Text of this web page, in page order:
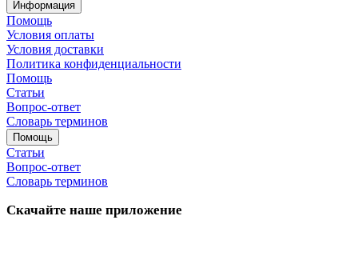
Информация
Помощь
Условия оплаты
Условия доставки
Политика конфиденциальности
Помощь
Статьи
Вопрос-ответ
Словарь терминов
Помощь
Статьи
Вопрос-ответ
Словарь терминов
Скачайте наше приложение